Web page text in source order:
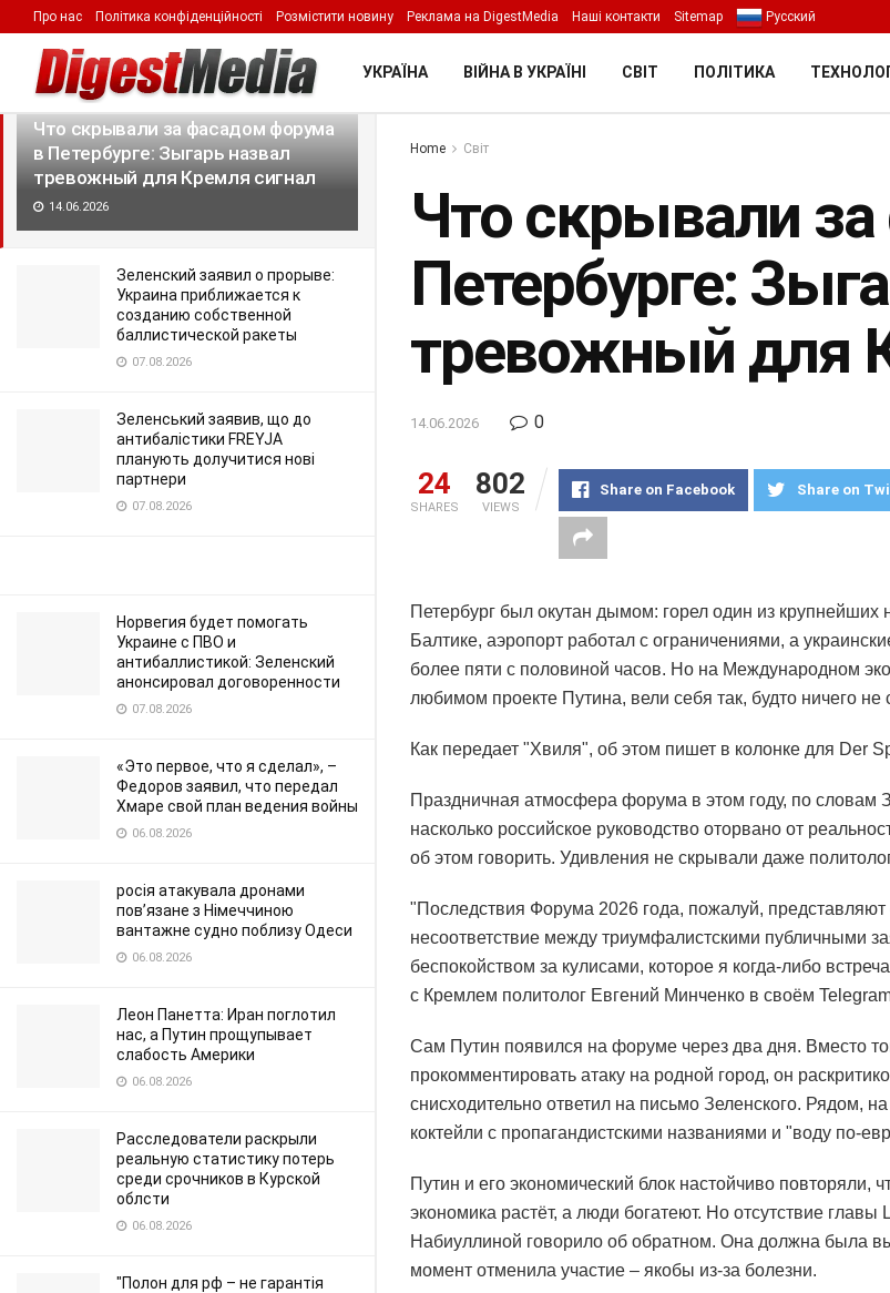
LATEST TRENDING Filter
Что скрывали за фасадом форума
в Петербурге: Зыгарь назвал
тревожный для Кремля сигнал
14.06.2026
Зеленский заявил о прорыве:
Украина приближается к
созданию собственной
баллистической ракеты
07.08.2026
Зеленський заявив, що до
антибалістики FREYJA
планують долучитися нові
партнери
07.08.2026
Норвегия будет помогать
Украине с ПВО и
антибаллистикой: Зеленский
анонсировал договоренности
07.08.2026
«Это первое, что я сделал», –
Федоров заявил, что передал
Хмаре свой план ведения войны
06.08.2026
росія атакувала дронами
пов’язане з Німеччиною
вантажне судно поблизу Одеси
06.08.2026
Леон Панетта: Иран поглотил
нас, а Путин прощупывает
слабость Америки
06.08.2026
Расследователи раскрыли
реальную статистику потерь
среди срочников в Курской
облсти
06.08.2026
"Полон для рф – не гарантія
Про нас Політика конфіденційності Розмістити новину Реклама на DigestMedia Наші контакти Sitemap Русский
УКРАЇНА ВІЙНА В УКРАЇНІ СВІТ ПОЛІТИКА
Home Світ
Что скрывали
Петербурге:
тревожный для
14.06.2026 0
24
SHARES
802
VIEWS
Share on Facebook Share on
Петербург был окутан дымом: горел один из
Балтике, аэропорт работал с ограничениями, а
более пяти с половиной часов. Но на Международном
любимом проекте Путина, вели себя так, будто ничего не
Как передает "Хвиля", об этом пишет в колонке для Der
Праздничная атмосфера форума в этом году, по словам
насколько российское руководство оторвано от
об этом говорить. Удивления не скрывали даже
"Последствия Форума 2026 года, пожалуй,
несоответствие между триумфалистскими публичными
беспокойством за кулисами, которое я когда-либо
с Кремлем политолог Евгений Минченко в своём
Сам Путин появился на форуме через два дня. Вместо
прокомментировать атаку на родной город, он
снисходительно ответил на письмо Зеленского. Рядом,
коктейли с пропагандистскими названиями и "воду по-
Путин и его экономический блок настойчиво повторяли,
экономика растёт, а люди богатеют. Но отсутствие
Набиуллиной говорило об обратном. Она должна была
момент отменила участие – якобы из-за болезни.